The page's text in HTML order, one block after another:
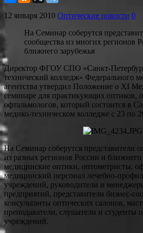
12 января 2010 Оптические новости 0
На Семинар соберутся
сообщества из многих регионов
ближнего зарубежья
Директор ФГОУ СПО «Санкт-
технический колледж» Федерального
агентства утвердил Положение о XI
семинаре для практикующих оптиков,
офтальмологов, который состоится в
медико-техническом колледже с 23 по
На Семинар соберутся представители
из разных регионов России и ближнего
медицинские оптики, оптометристы,
медицинский персонал лечебно-
учреждений, руководители и
предприятий, представители бизнес-
консультанты оптических салонов,
преподаватели, слушатели и студенты
учреждений.